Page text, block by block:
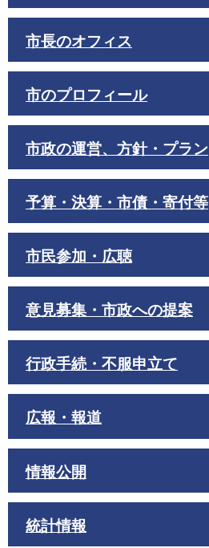
市長のオフィス
市のプロフィール
市政の運営、方針・プラン
予算・決算・市債・寄付等
市民参加・広聴
意見募集・市政への提案
行政手続・不服申立て
広報・報道
情報公開
統計情報